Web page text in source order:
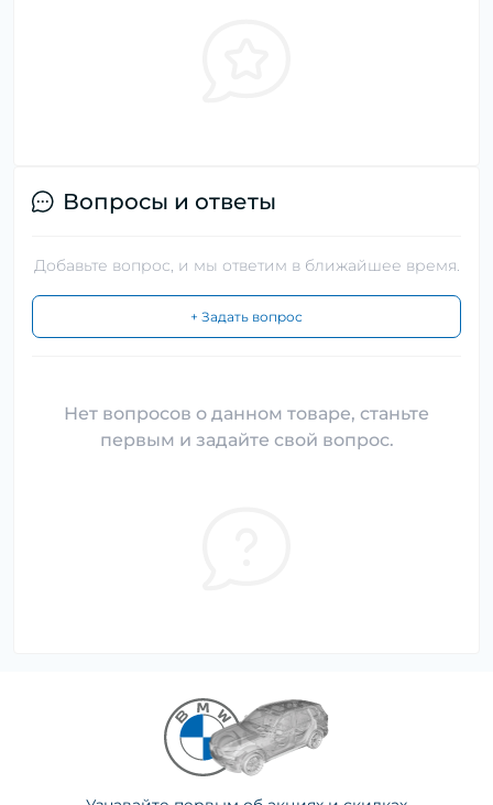
Вопросы и ответы
Добавьте вопрос, и мы ответим в ближайшее время.
+ Задать вопрос
Нет вопросов о данном товаре, станьте
первым и задайте свой вопрос.